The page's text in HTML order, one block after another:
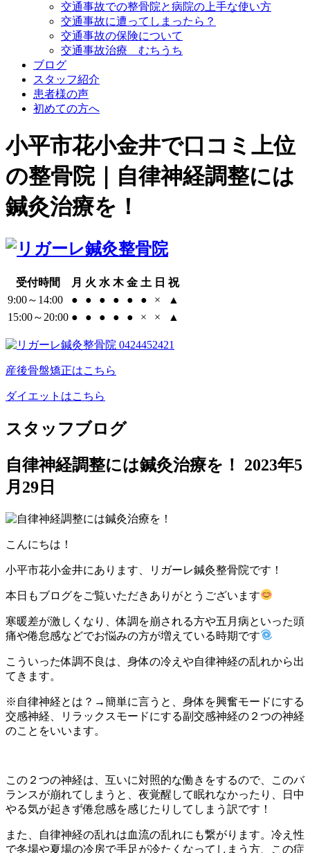
交通事故での整骨院と病院の上手な使い方
交通事故に遭ってしまったら？
交通事故の保険について
交通事故治療 むちうち
ブログ
スタッフ紹介
患者様の声
初めての方へ
小平市花小金井で口コミ上位
の整骨院｜自律神経調整には
鍼灸治療を！
受付時間 月 火 水 木 金 土 日 祝
9:00～14:00
● ● ● ● ● ● ×
▲
15:00～20:00 ● ● ● ● ● × × ▲
産後骨盤矯正はこちら
ダイエットはこちら
スタッフブログ
自律神経調整には鍼灸治療を！
2023年5
月29日
こんにちは！
小平市花小金井にあります、リガーレ鍼灸整骨院です！
本日もブログをご覧いただきありがとうございます
寒暖差が激しくなり、体調を崩される方や五月病といった頭
痛や倦怠感などでお悩みの方が増えている時期です
こういった体調不良は、身体の冷えや自律神経の乱れから出
てきます。
※ 自律神経とは？ →簡単に言うと、身体を興奮モードにする
交感神経、リラックスモードにする副交感神経の２つの神経
のことをいいます。
この２つの神経は、互いに対照的な働きをするので、このバ
ランスが崩れてしまうと、夜覚醒して眠れなかったり、日中
やる気が起きず倦怠感を感じたりしてしまう訳です！
また、自律神経の乱れは血流の乱れにも繋がります。冷え性
で冬場や夏場の冷房で手足が冷たくなってしまう方、この症